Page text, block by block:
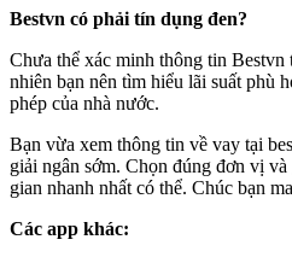
Bestvn có phải tín dụng đen?
Chưa thể xác minh thông tin
nhiên bạn nên tìm hiểu lãi suất phù
phép của nhà nước.
Bạn vừa xem thông tin về vay tại
giải ngân sớm. Chọn đúng đơn vị
gian nhanh nhất có thể. Chúc bạn
Các app khác: